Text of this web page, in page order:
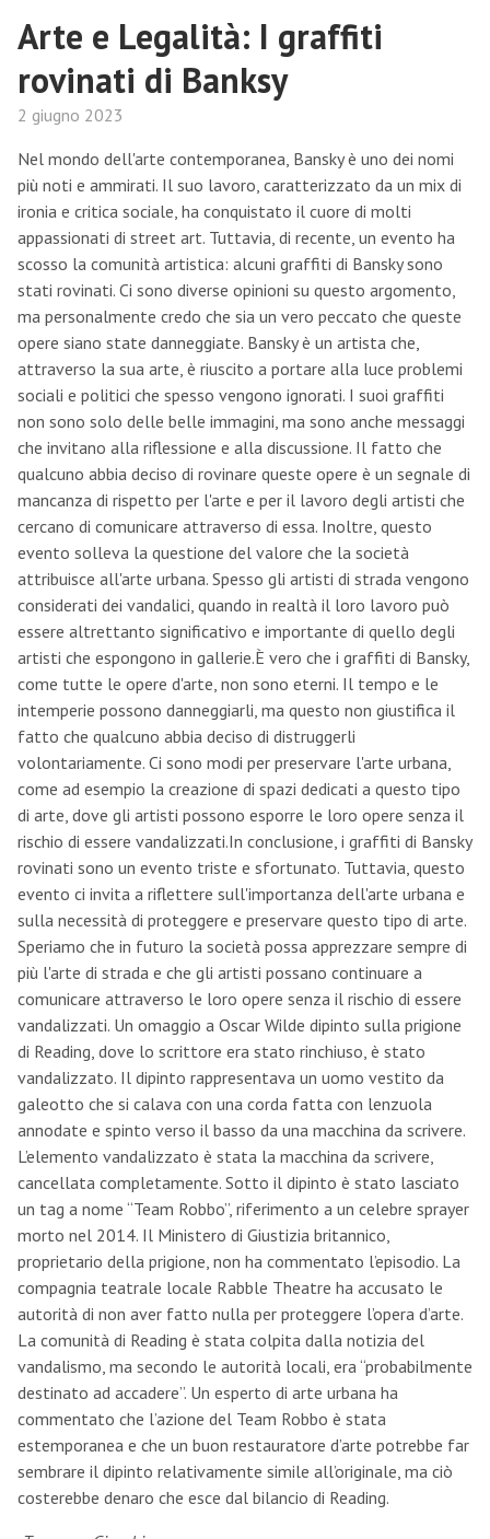
Arte e Legalità: I graffiti
rovinati di Banksy
2 giugno 2023
Nel mondo dell'arte contemporanea, Bansky è uno dei nomi
più noti e ammirati. Il suo lavoro, caratterizzato da un mix di
ironia e critica sociale, ha conquistato il cuore di molti
appassionati di street art. Tuttavia, di recente, un evento ha
scosso la comunità artistica: alcuni graffiti di Bansky sono
stati rovinati. Ci sono diverse opinioni su questo argomento,
ma personalmente credo che sia un vero peccato che queste
opere siano state danneggiate. Bansky è un artista che,
attraverso la sua arte, è riuscito a portare alla luce problemi
sociali e politici che spesso vengono ignorati. I suoi graffiti
non sono solo delle belle immagini, ma sono anche messaggi
che invitano alla riflessione e alla discussione. Il fatto che
qualcuno abbia deciso di rovinare queste opere è un segnale di
mancanza di rispetto per l'arte e per il lavoro degli artisti che
cercano di comunicare attraverso di essa. Inoltre, questo
evento solleva la questione del valore che la società
attribuisce all'arte urbana. Spesso gli artisti di strada vengono
considerati dei vandalici, quando in realtà il loro lavoro può
essere altrettanto significativo e importante di quello degli
artisti che espongono in gallerie.È vero che i graffiti di Bansky,
come tutte le opere d'arte, non sono eterni. Il tempo e le
intemperie possono danneggiarli, ma questo non giustifica il
fatto che qualcuno abbia deciso di distruggerli
volontariamente. Ci sono modi per preservare l'arte urbana,
come ad esempio la creazione di spazi dedicati a questo tipo
di arte, dove gli artisti possono esporre le loro opere senza il
rischio di essere vandalizzati.In conclusione, i graffiti di Bansky
rovinati sono un evento triste e sfortunato. Tuttavia, questo
evento ci invita a riflettere sull'importanza dell'arte urbana e
sulla necessità di proteggere e preservare questo tipo di arte.
Speriamo che in futuro la società possa apprezzare sempre di
più l'arte di strada e che gli artisti possano continuare a
comunicare attraverso le loro opere senza il rischio di essere
vandalizzati. Un omaggio a Oscar Wilde dipinto sulla prigione
di Reading, dove lo scrittore era stato rinchiuso, è stato
vandalizzato. Il dipinto rappresentava un uomo vestito da
galeotto che si calava con una corda fatta con lenzuola
annodate e spinto verso il basso da una macchina da scrivere.
L’elemento vandalizzato è stata la macchina da scrivere,
cancellata completamente. Sotto il dipinto è stato lasciato
un tag a nome “Team Robbo”, riferimento a un celebre sprayer
morto nel 2014. Il Ministero di Giustizia britannico,
proprietario della prigione, non ha commentato l’episodio. La
compagnia teatrale locale Rabble Theatre ha accusato le
autorità di non aver fatto nulla per proteggere l’opera d’arte.
La comunità di Reading è stata colpita dalla notizia del
vandalismo, ma secondo le autorità locali, era “probabilmente
destinato ad accadere”. Un esperto di arte urbana ha
commentato che l’azione del Team Robbo è stata
estemporanea e che un buon restauratore d’arte potrebbe far
sembrare il dipinto relativamente simile all’originale, ma ciò
costerebbe denaro che esce dal bilancio di Reading.